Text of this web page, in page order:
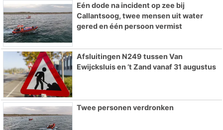
Eén dode na incident op zee bij
Callantsoog, twee mensen uit water
gered en één persoon vermist
Afsluitingen N249 tussen Van
Ewijcksluis en ’t Zand vanaf 31 augustus
Twee personen verdronken